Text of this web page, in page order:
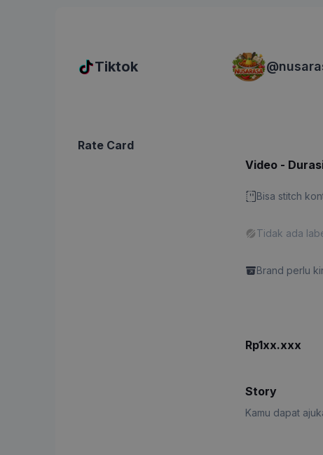
Tiktok @
Rate Card
Video -
Bisa stitch
Tidak ada
Brand perlu
Rp1xx.xxx
Story
Kamu dapat